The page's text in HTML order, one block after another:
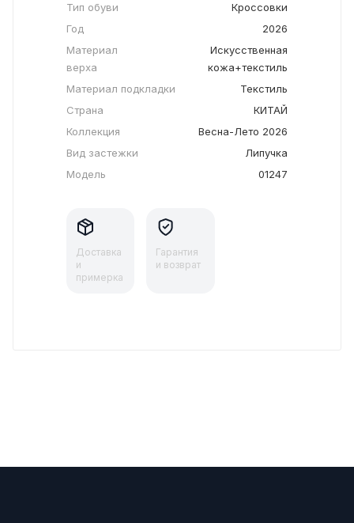
Тип обуви
Кроссовки
Год
2026
Материал
верха
Искусственная
кожа+текстиль
Материал подкладки
Текстиль
Страна
КИТАЙ
Коллекция
Весна-Лето 2026
Вид застежки
Липучка
Модель
01247
Доставка
и
примерка
Гарантия
и возврат